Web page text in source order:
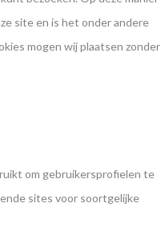
site en is het onder andere
mogen wij plaatsen zonder
om gebruikersprofielen te
sites voor soortgelijke